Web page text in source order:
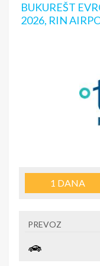
BUKUREŠT
2026, RIN
1 DANA
PREVOZ